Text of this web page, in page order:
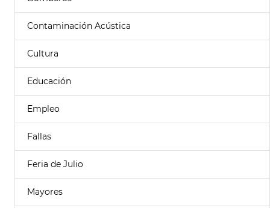
Contaminación Acústica
Cultura
Educación
Empleo
Fallas
Feria de Julio
Mayores